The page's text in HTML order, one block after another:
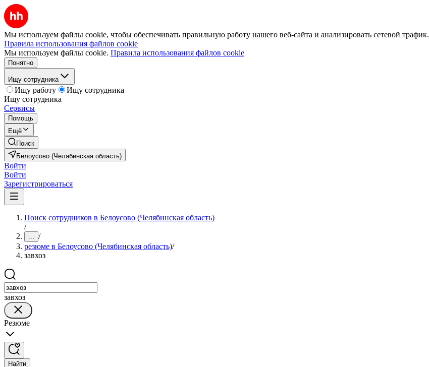
Мы используем файлы cookie, чтобы обеспечивать правильную работу нашего веб-сайта и анализировать сетевой трафик.
Правила использования файлов cookie
Мы используем файлы cookie. Правила использования файлов cookie
Понятно
Ищу сотрудника
Ищу работу
Ищу сотрудника
Ищу сотрудника
Сервисы
Помощь
Ещё
Поиск
Белоусово (Челябинская область)
Войти
Войти
Зарегистрироваться
Поиск сотрудников в Белоусово (Челябинская область)
/
... /
резюме в Белоусово (Челябинская область)/
завхоз
завхоз
Резюме
Найти